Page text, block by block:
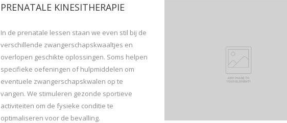
PRENATALE KINESITHERAPIE
In de prenatale lessen staan we even stil bij de
verschillende zwangerschapskwaaltjes en
overlopen geschikte oplossingen. Soms helpen
specifieke oefeningen of hulpmiddelen om
eventuele zwangerschapskwalen op te
vangen. We stimuleren gezonde sportieve
activiteiten om de fysieke conditie te
optimaliseren voor de bevalling.